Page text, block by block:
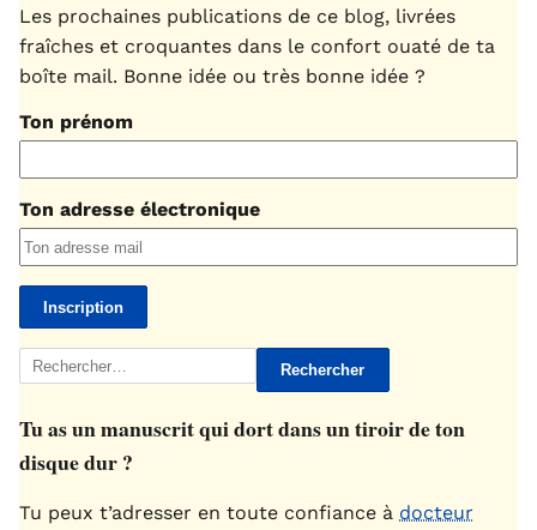
Les prochaines publications de ce blog, livrées
fraîches et croquantes dans le confort ouaté de ta
boîte mail. Bonne idée ou très bonne idée ?
Ton prénom
Ton adresse électronique
Rechercher :
Tu as un manuscrit qui dort dans un tiroir de ton
disque dur ?
Tu peux t’adresser en toute confiance à docteur